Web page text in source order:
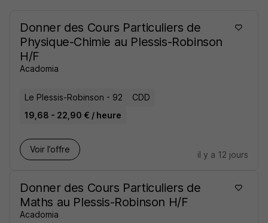
Donner des Cours Particuliers de
Physique-Chimie au Plessis-Robinson
H/F
Acadomia
Le Plessis-Robinson - 92
CDD
19,68 - 22,90 € / heure
Voir l’offre
il y a 12 jours
Donner des Cours Particuliers de
Maths au Plessis-Robinson H/F
Acadomia